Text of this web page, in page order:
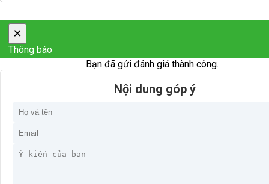
×
Thông báo
Bạn đã gửi đánh giá thành công.
Nội dung góp ý